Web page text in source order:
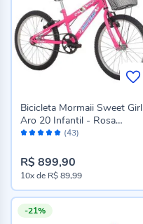
Avaliação: (43)
Bicicleta Mormaii Sweet Girl
Aro 20 Infantil - Rosa
Chiclete
R$ 899,90
10xde R$ 89,99
-21%